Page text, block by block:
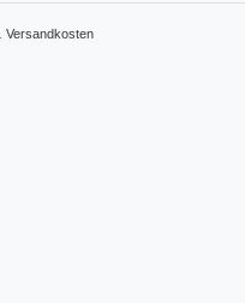
Versandkosten